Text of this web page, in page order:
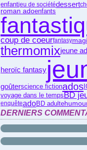
enfantjeu de sociétédessert
roman adoenfants
coup de coeurfantasy
thermomixjeune
heroïc fantasy
goûterscience fictionados
voyage dans le tempsBD
enquêteadoBD adulte
DERNIERS